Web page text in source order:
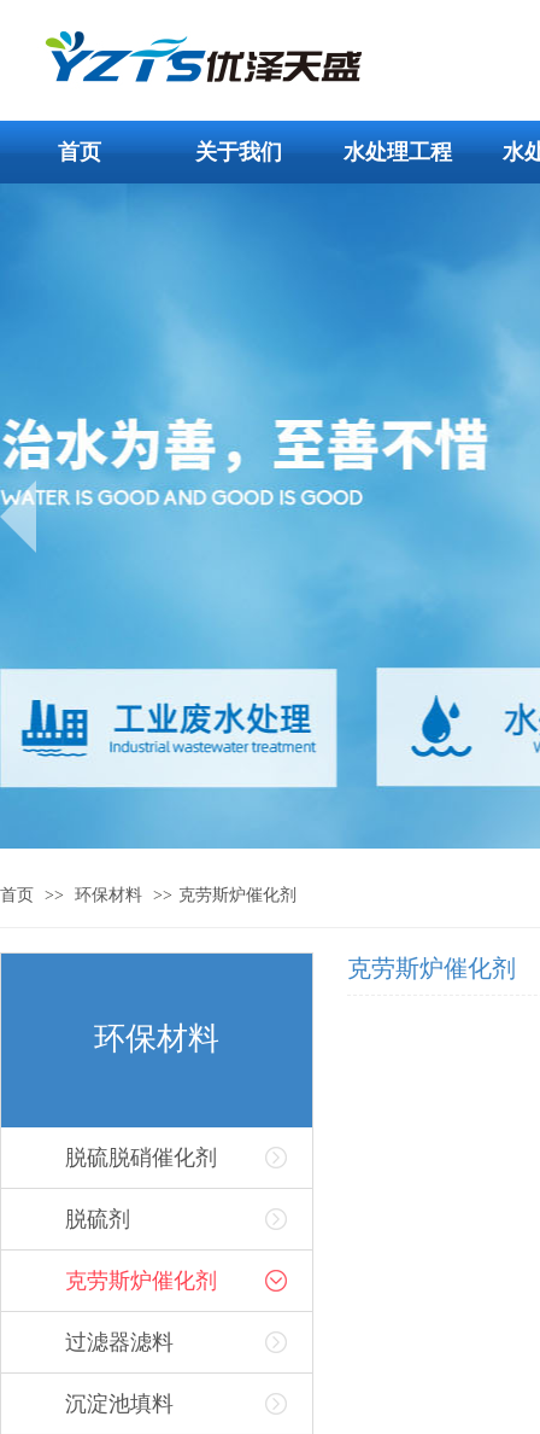
首页 关于我们 水处理工程 水
首页 >> 环保材料 >> 克劳斯炉催化剂
环保材料
脱硫脱硝催化剂
脱硫剂
克劳斯炉催化剂
过滤器滤料
沉淀池填料
克劳斯炉催化剂